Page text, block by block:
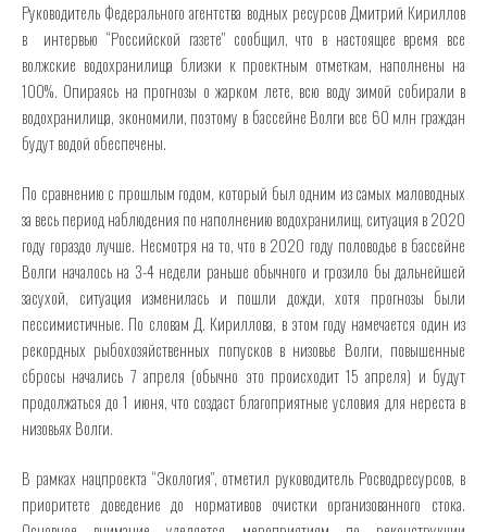
Руководитель Федерального агентства водных ресурсов Дмитрий Кириллов
в интервью “Российской газете” сообщил, что в настоящее время все
волжские водохранилища близки к проектным отметкам, наполнены на
100%. Опираясь на прогнозы о жарком лете, всю воду зимой собирали в
водохранилища, экономили, поэтому в бассейне Волги все 60 млн граждан
будут водой обеспечены.
По сравнению с прошлым годом, который был одним из самых маловодных
за весь период наблюдения по наполнению водохранилищ, ситуация в 2020
году гораздо лучше. Несмотря на то, что в 2020 году половодье в бассейне
Волги началось на 3-4 недели раньше обычного и грозило бы дальнейшей
засухой, ситуация изменилась и пошли дожди, хотя прогнозы были
пессимистичные. По словам Д. Кириллова, в этом году намечается один из
рекордных рыбохозяйственных попусков в низовье Волги, повышенные
сбросы начались 7 апреля (обычно это происходит 15 апреля) и будут
продолжаться до 1 июня, что создаст благоприятные условия для нереста в
низовьях Волги.
В рамках нацпроекта “Экология”, отметил руководитель Росводресурсов, в
приоритете доведение до нормативов очистки организованного стока.